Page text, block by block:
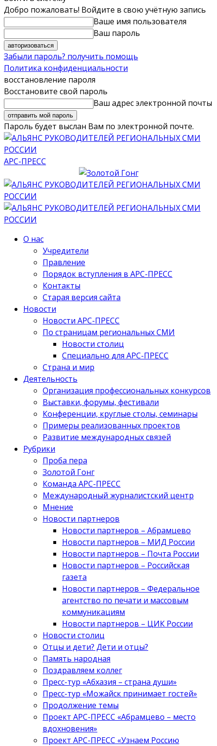
Добро пожаловать! Войдите в свою учётную запись
Ваше имя пользователя
Ваш пароль
Забыли пароль? получить помощь
Политика конфиденциальности
восстановление пароля
Восстановите свой пароль
Ваш адрес электронной почты
Пароль будет выслан Вам по электронной почте.
АРС-ПРЕСС
О нас
Учредители
Правление
Порядок вступления в АРС-ПРЕСС
Контакты
Старая версия сайта
Новости
Новости АРС-ПРЕСС
По страницам региональных СМИ
Новости столиц
Специально для АРС-ПРЕСС
Страна и мир
Деятельность
Организация профессиональных конкурсов
Выставки, форумы, фестивали
Конференции, круглые столы, семинары
Примеры реализованных проектов
Развитие международных связей
Рубрики
Проба пера
Золотой Гонг
Команда АРС-ПРЕСС
Международный журналистский центр
Мнение
Новости партнеров
Новости партнеров – Абрамцево
Новости партнеров – МИД России
Новости партнеров – Почта России
Новости партнеров – Российская
газета
Новости партнеров – Федеральное
агентство по печати и массовым
коммуникациям
Новости партнеров – ЦИК России
Новости столиц
Отцы и дети? Дети и отцы?
Память народная
Поздравляем коллег
Пресс-тур «Абхазия – страна души»
Пресс-тур «Можайск принимает гостей»
Продолжение темы
Проект АРС-ПРЕСС «Абрамцево – место
вдохновения»
Проект АРС-ПРЕСС «Узнаем Россию